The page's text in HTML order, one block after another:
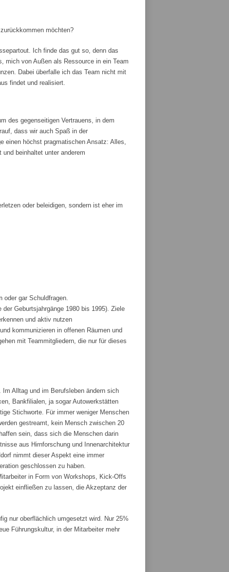
möchten?
Ich finde das gut so, denn das
mich von Außen als Ressource in ein Team
Dabei überfalle ich das Team nicht mit
findet und realisiert.
des gegenseitigen Vertrauens, in dem
dass wir auch Spaß in der
einen höchst pragmatischen Ansatz: Alles,
beinhaltet unter anderem
oder beleidigen, sondern ist eher im
oder gar Schuldfragen.
Geburtsjahrgänge 1980 bis 1995). Ziele
und aktiv nutzen
kommunizieren in offenen Räumen und
mit Teammitgliedern, die nur für dieses
Alltag und im Berufsleben ändern sich
Bankfilialen, ja sogar Autowerkstätten
Stichworte. Für immer weniger Menschen
gestreamt, kein Mensch zwischen 20
sein, dass sich die Menschen darin
aus Hirnforschung und Innenarchitektur
nimmt dieser Aspekt eine immer
geschlossen zu haben.
in Form von Workshops, Kick-Offs
einfließen zu lassen, die Akzeptanz der
nur oberflächlich umgesetzt wird. Nur 25%
Führungskultur, in der Mitarbeiter mehr